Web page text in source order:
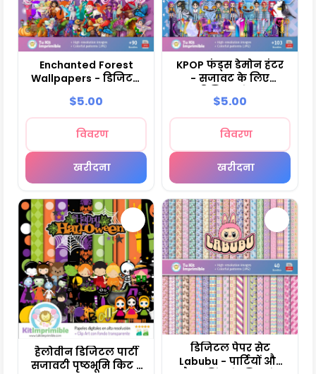
Enchanted Forest
Wallpapers - डिजिटल
$5.00
विवरण
खरीदना
KPOP फंड्स डेमोन हंटर
- सजावट के लिए
$5.00
विवरण
खरीदना
हैलोवीन डिजिटल पार्टी
सजावटी पृष्ठभूमि किट -
डिजिटल पेपर सेट
Labubu - पार्टियों और